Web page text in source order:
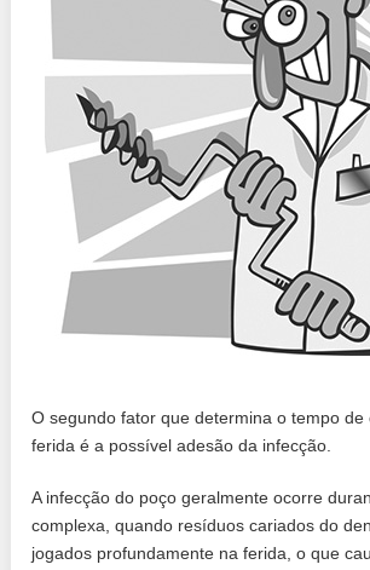
O segundo fator que determina o tempo de
ferida é a possível adesão da infecção.
A infecção do poço geralmente ocorre
complexa, quando resíduos cariados do
jogados profundamente na ferida, o que